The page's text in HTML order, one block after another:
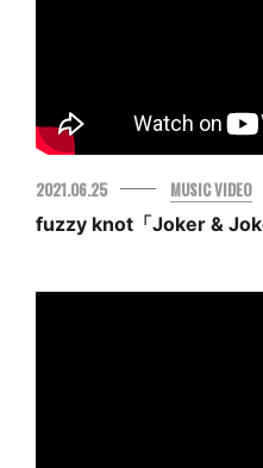
2021.06.25
MUSIC VIDEO
fuzzy knot「Joker &